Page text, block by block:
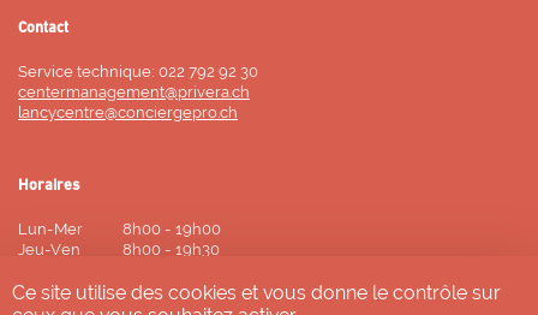
Contact
Service technique: 022 792 92 30
centermanagement@privera.ch
lancycentre@conciergepro.ch
Horaires
Lun-Mer
8h00 - 19h00
Jeu-Ven
8h00 - 19h30
Ce site utilise des cookies et vous donne le contrôle sur